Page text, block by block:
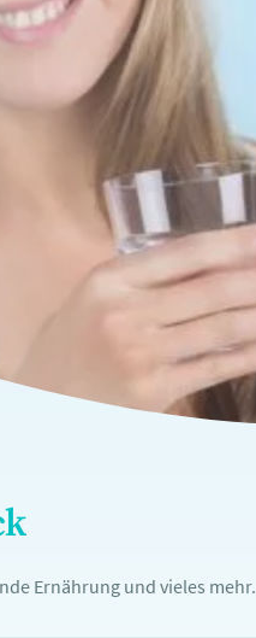
Ernährung und vieles mehr.